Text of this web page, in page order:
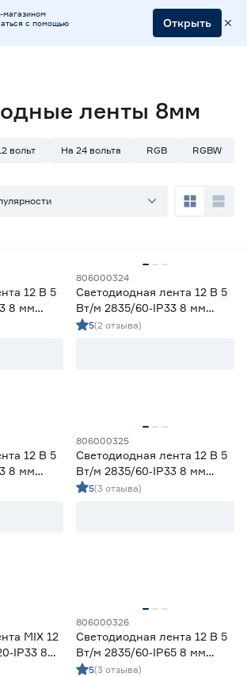
магазином
с помощью
Открыть
4
Волкореза, 2
для бани и сауны
до
Нейтральный
13
Холодный
ленты 8мм
вольт На 24 вольта RGB RGBW
12 В 5
8 мм
806000324
Светодиодная лента 12 В 5
Вт/м 2835/60‑IP33 8 мм
холодный 2 м Geniled
5(2 отзыва)
12 В 5
8 мм
806000325
Светодиодная лента 12 В 5
Вт/м 2835/60‑IP33 8 мм
холодный 5 м Geniled
5(3 отзыва)
MIX 12
8
806000326
Светодиодная лента 12 В 5
Вт/м 2835/60‑IP65 8 мм
холодный 2 м Geniled
5(3 отзыва)